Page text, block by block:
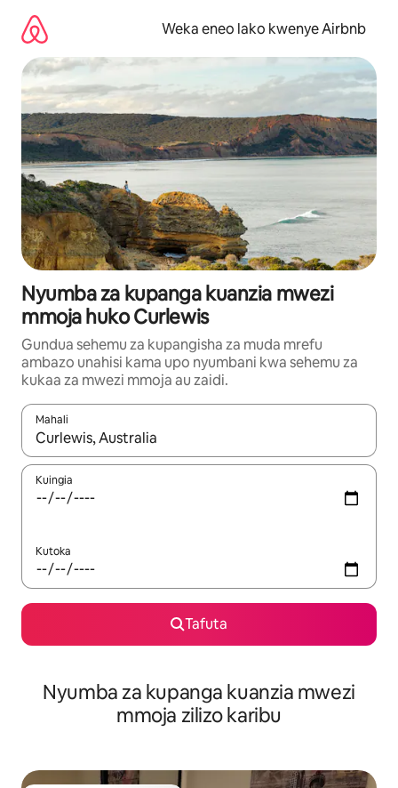
kwenda
kwenye
maudhui
Weka eneo lako kwenye Airbnb
Nyumba za kupanga kuanzia mwezi
mmoja huko Curlewis
Gundua sehemu za kupangisha za muda mrefu
ambazo unahisi kama upo nyumbani kwa sehemu za
kukaa za mwezi mmoja au zaidi.
Mahali
Wakati matokeo yanapatikana, vinjari kwa kutumia vitufe vya
Kuingia
Kutoka
Tafuta
Nyumba za kupanga kuanzia mwezi
mmoja zilizo karibu